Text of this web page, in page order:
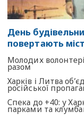
День
повертають
Молодих
разом
Харків і Литва
російської
Спека до +40: у
парками та